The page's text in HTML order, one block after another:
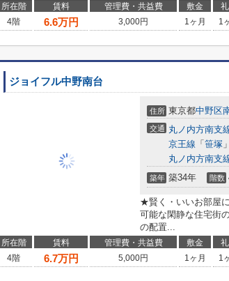
所在階 賃料 管理費・共益費 敷金
4階
6.6万円 3,000円 1ヶ月 1
ジョイフル中野南台
住所 東京都中野区
交通 丸ノ内方南支
京王線 「 笹塚
丸ノ内方南支
築年 築34年 階数
★賢く・いいお部屋
可能な閑静な住宅街
の配置...
所在階 賃料 管理費・共益費 敷金
4階
6.7万円 5,000円 1ヶ月 1